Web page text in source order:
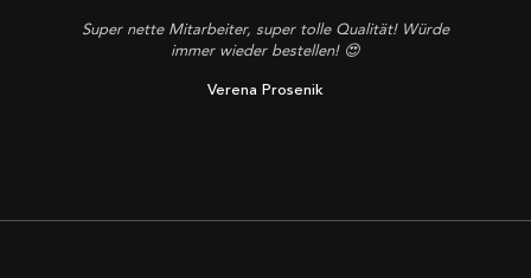
Super nette Mitarbeiter, super tolle Qualität! Würde
immer wieder bestellen! 😍
Verena Prosenik